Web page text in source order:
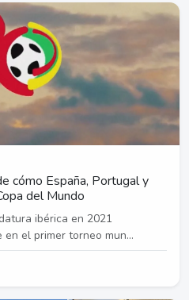
cómo España, Portugal y
del Mundo
ibérica en 2021
el primer torneo mun...